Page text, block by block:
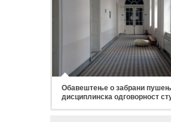
Обавештење о забрани
дисциплинска одговорност